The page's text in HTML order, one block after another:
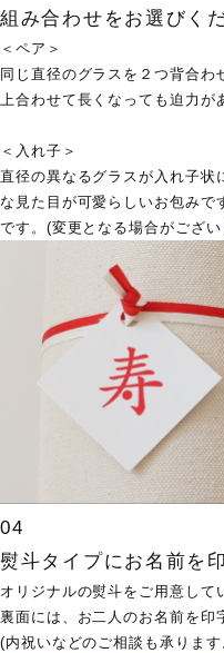
組み合わせをお選びく
＜ペア＞
同じ直径のグラスを２つ背合わ
上合わせて長くなっても迫力が
＜入れ子＞
直径の異なるグラスが入れ子状
な見た目が可愛らしいお包みで
です。(変更となる場合がござい
04
熨斗タイプにお名前を
オリジナルの熨斗をご用意して
裏面には、お二人のお名前を印
(内祝いなどのご相談も承ります